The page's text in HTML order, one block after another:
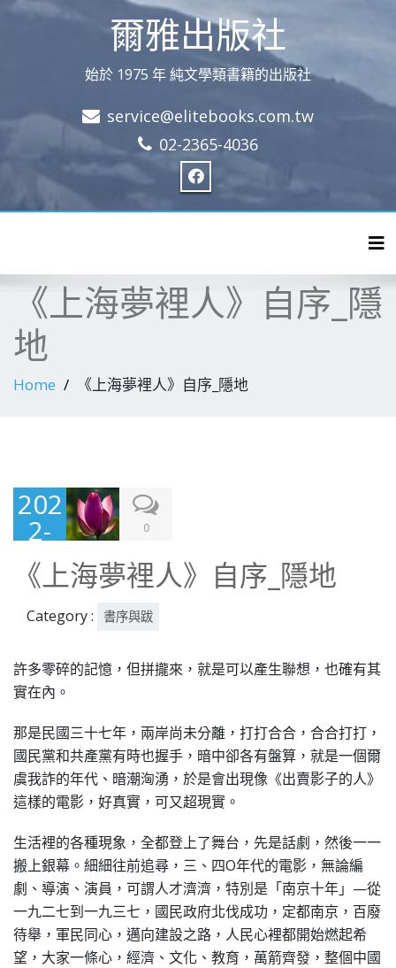
爾雅出版社
始於 1975 年 純文學類書籍的出版社
service@elitebooks.com.tw
02-2365-4036
《上海夢裡人》自序_隱
地
Home 《上海夢裡人》自序_隱地
202
2-
04-
13
0
《上海夢裡人》自序_隱地
Category : 書序與跋
許多零碎的記憶，但拼攏來，就是可以產生聯想，也確有其
實在內。
那是民國三十七年，兩岸尚未分離，打打合合，合合打打，
國民黨和共產黨有時也握手，暗中卻各有盤算，就是一個爾
虞我詐的年代、暗潮洶湧，於是會出現像《出賣影子的人》
這樣的電影，好真實，可又超現實。
生活裡的各種現象，全都登上了舞台，先是話劇，然後一一
搬上銀幕。細細往前追尋，三、四O年代的電影，無論編
劇、導演、演員，可謂人才濟濟，特別是「南京十年」—從
一九二七到一九三七，國民政府北伐成功，定都南京，百廢
待舉，軍民同心，邁向建設之路，人民心裡都開始燃起希
望，大家一條心，經濟、文化、教育，萬箭齊發，整個中國